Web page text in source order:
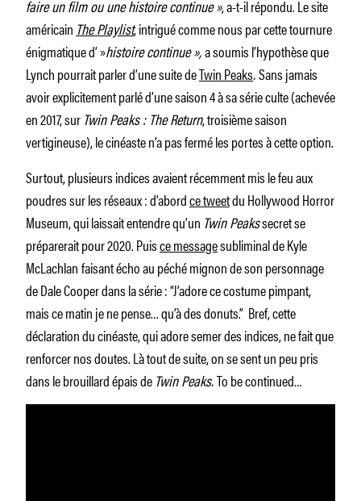
faire un film ou une histoire continue », a-t-il répondu. Le site
américain The Playlist, intrigué comme nous par cette tournure
énigmatique d’ »histoire continue »,a soumis l’hypothèse que
Lynch pourrait parler d’une suite deTwin Peaks.Sans jamais
avoir explicitement parlé d’une saison 4 à sa série culte (achevée
en 2017, sur Twin Peaks : The Return, troisième saison
vertigineuse), le cinéaste n’a pas fermé les portes à cette option.
Surtout, plusieurs indices avaient récemment mis le feu aux
poudres sur les réseaux : d’abordce tweetdu Hollywood Horror
Museum, qui laissait entendre qu’un Twin Peakssecret se
préparerait pour 2020. Puisce messagesubliminal de Kyle
McLachlan faisant écho au péché mignon de son personnage
de Dale Cooper dans la série :“J’adore ce costume pimpant,
mais ce matin je ne pense… qu’à des donuts.” Bref, cette
déclaration du cinéaste, qui adore semer des indices, ne fait que
renforcer nos doutes. Là tout de suite, on se sent un peu pris
dans le brouillard épais de Twin Peaks.To be continued…